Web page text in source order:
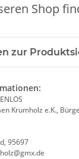
Shop
zur
Krumholz e.K.,
95697